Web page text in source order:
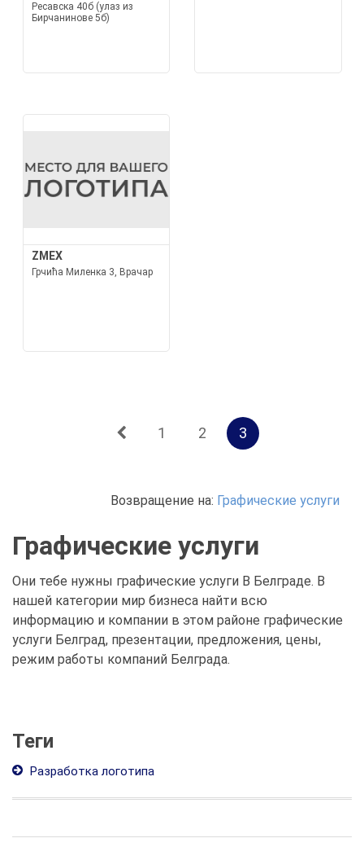
Ресавска 40б (улаз из
Бирчанинове 5б)
ZMEX
Грчића Миленка 3, Врачар
1 2 3
Возвращение на: Графические услуги
Графические услуги
Они тебе нужны графические услуги В Белграде. В
нашей категории мир бизнеса найти всю
информацию и компании в этом районе графические
услуги Белград, презентации, предложения, цены,
режим работы компаний Белграда.
Теги
Разработка логотипа